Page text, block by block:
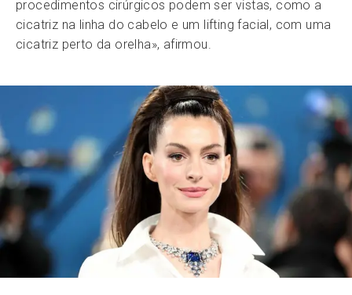
procedimentos cirúrgicos podem ser vistas, como a
cicatriz na linha do cabelo e um lifting facial, com uma
cicatriz perto da orelha», afirmou.